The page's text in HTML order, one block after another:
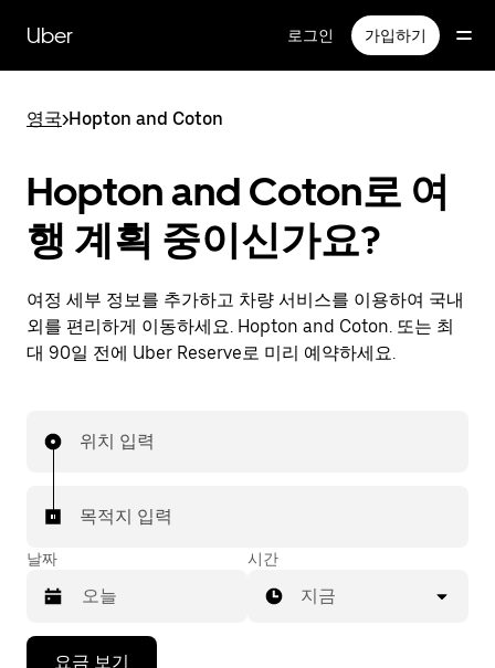
Uber 로그인 가입하기
영국>Hopton and Coton
Hopton and Coton로 여
행 계획 중이신가요?
여정 세부 정보를 추가하고 차량 서비스를 이용하여 국내
외를 편리하게 이동하세요. Hopton and Coton. 또는 최
대 90일 전에 Uber Reserve로 미리 예약하세요.
위치 입력
목적지 입력
날짜 시간
지금
요금 보기